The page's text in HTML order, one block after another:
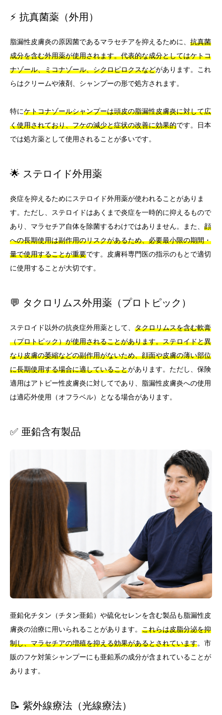
⚡ 抗真菌薬（外用）
脂漏性皮膚炎の原因菌であるマラセチアを抑えるために、 抗真菌
成分を含む外用薬が使用されます。代表的な成分としてはケトコ
ナゾール、ミコナゾール、シクロピロクスなどがあります。これ
らはクリームや液剤、シャンプーの形で処方されます。
特にケトコナゾールシャンプーは頭皮の脂漏性皮膚炎に対して広
く使用されており、フケの減少と症状の改善に効果的です。日本
では処方薬として使用されることが多いです。
🌟 ステロイド外用薬
炎症を抑えるためにステロイド外用薬が使われることがありま
す。ただし、ステロイドはあくまで炎症を一時的に抑えるもので
あり、マラセチア自体を除菌するわけではありません。また、 顔
への長期使用は副作用のリスクがあるため、必要最小限の期間・
量で使用することが重要です。皮膚科専門医の指示のもとで適切
に使用することが大切です。
💬 タクロリムス外用薬（プロトピック）
ステロイド以外の抗炎症外用薬として、 タクロリムスを含む軟膏
（プロトピック）が使用されることがあります。ステロイドと異
なり皮膚の萎縮などの副作用がないため、顔面や皮膚の薄い部位
に長期使用する場合に適していることがあります。ただし、保険
適用はアトピー性皮膚炎に対してであり、脂漏性皮膚炎への使用
は適応外使用（オフラベル）となる場合があります。
✅ 亜鉛含有製品
亜鉛化チタン（チタン亜鉛）や硫化セレンを含む製品も脂漏性皮
膚炎の治療に用いられることがあります。 これらは皮脂分泌を抑
制し、マラセチアの増殖を抑える効果があるとされています。市
販のフケ対策シャンプーにも亜鉛系の成分が含まれていることが
あります。
📝 紫外線療法（光線療法）